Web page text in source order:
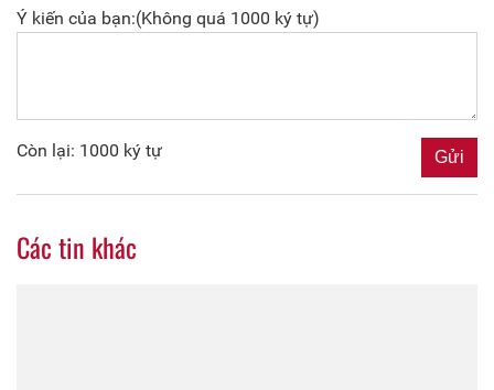
Ý kiến của bạn:(Không quá 1000 ký tự)
Còn lại: 1000 ký tự
Các tin khác